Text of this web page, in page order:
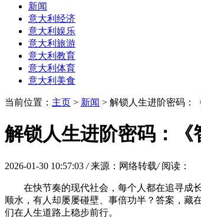
新闻
意大利经济
意大利娱乐
意大利旅游
意大利教育
意大利体育
意大利美食
当前位置： 主页 > 新闻 > 解锁人生进阶密码：
解锁人生进阶密码：
2026-01-30 10:57:03 / 来源：网络转载/ 阅读：
在快节奏的现代社会，每个人都在追寻成
顺水，有人却屡屡碰壁、事倍功半？答案，藏
们在人生道路上稳步前行。